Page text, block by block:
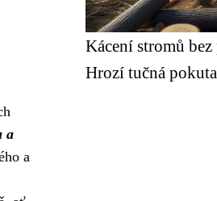
a
a
Kácení stromů
Hrozí tučná